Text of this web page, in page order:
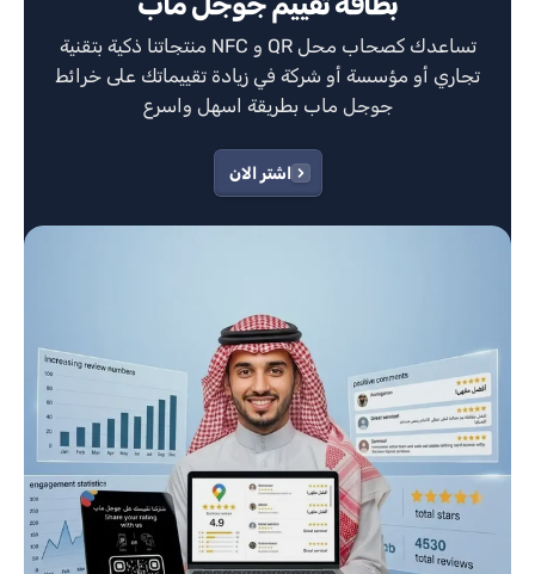
منتجاتنا ذكية بتقنية NFC و QR تساعدك كصحاب محل
تجاري أو مؤسسة أو شركة في زيادة تقييماتك على خرائط
جوجل ماب بطريقة اسهل واسرع
اشتر الان